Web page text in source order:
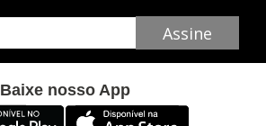
Assine
Baixe nosso App